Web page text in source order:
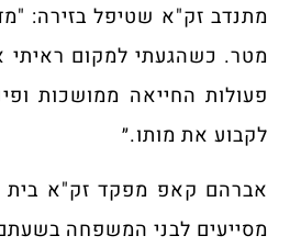
מטר. כשהגעתי למקום ראיתי
פעולות החייאה ממושכות
לקבוע את מותו.״
אברהם קאפ מפקד זק"א בית
מסייעים לבני המשפחה